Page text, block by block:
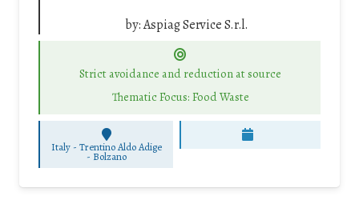
by:Aspiag Service S.r.l.
Strict avoidance and reduction at source
Thematic Focus: Food Waste
Italy - Trentino Aldo Adige
- Bolzano